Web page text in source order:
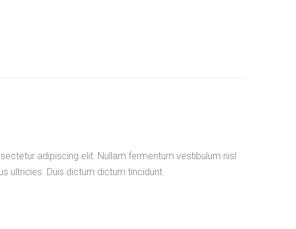
adipiscing elit. Nullam fermentum vestibulum nisl
ultricies. Duis dictum dictum tincidunt.